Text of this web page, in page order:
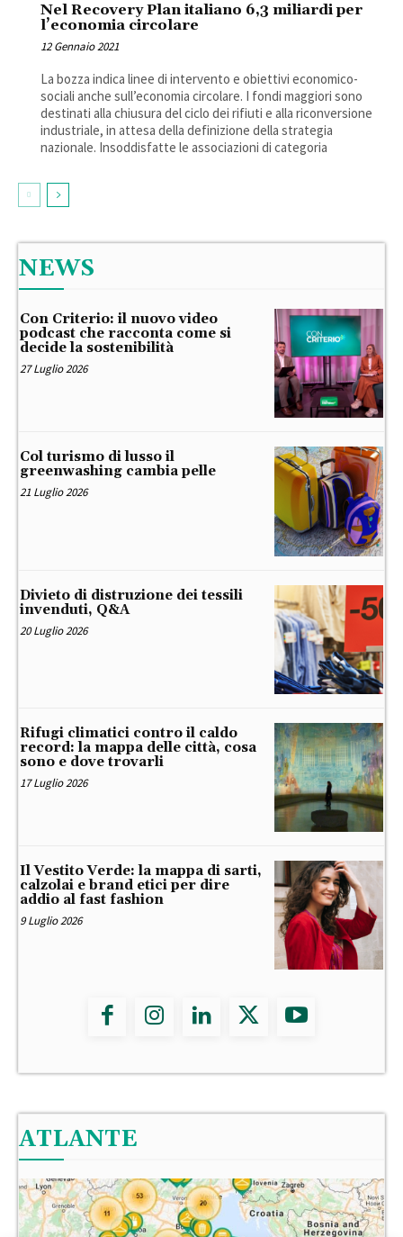
Nel Recovery Plan italiano 6,3 miliardi per
l’economia circolare
12 Gennaio 2021
La bozza indica linee di intervento e obiettivi economico-
sociali anche sull’economia circolare. I fondi maggiori sono
destinati alla chiusura del ciclo dei rifiuti e alla riconversione
industriale, in attesa della definizione della strategia
nazionale. Insoddisfatte le associazioni di categoria
NEWS
Con Criterio: il nuovo video
podcast che racconta come si
decide la sostenibilità
27 Luglio 2026
Col turismo di lusso il
greenwashing cambia pelle
21 Luglio 2026
Divieto di distruzione dei tessili
invenduti, Q&A
20 Luglio 2026
Rifugi climatici contro il caldo
record: la mappa delle città, cosa
sono e dove trovarli
17 Luglio 2026
Il Vestito Verde: la mappa di sarti,
calzolai e brand etici per dire
addio al fast fashion
9 Luglio 2026
ATLANTE